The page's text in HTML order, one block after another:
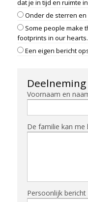
dat je in tijd en ruimte
Onder de sterren
Some people make
footprints in our
Een eigen bericht
Voornaam en
De familie kan me
Persoonlijk